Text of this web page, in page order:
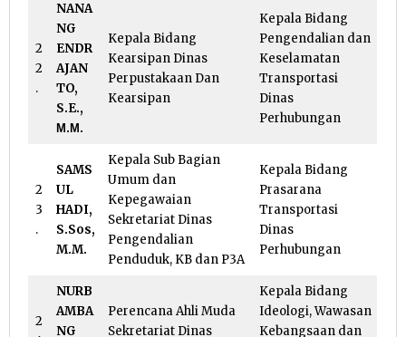
2
2
.
NANA
NG
ENDR
AJAN
TO,
S.E.,
Μ.Μ.
Kepala Bidang
Kearsipan Dinas
Perpustakaan Dan
Kearsipan
Kepala Bidang
Pengendalian dan
Keselamatan
Transportasi
Dinas
Perhubungan
2
3
.
SAMS
UL
HADI,
S.Sos,
M.M.
Kepala Sub Bagian
Umum dan
Kepegawaian
Sekretariat Dinas
Pengendalian
Penduduk, KB dan P3A
Kepala Bidang
Prasarana
Transportasi
Dinas
Perhubungan
2
NURB
AMBA
NG
Perencana Ahli Muda
Sekretariat Dinas
Kepala Bidang
Ideologi, Wawasan
Kebangsaan dan